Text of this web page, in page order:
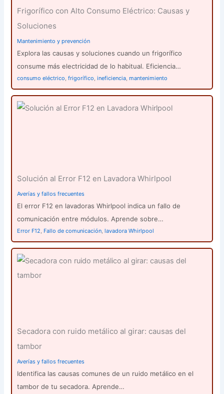
Frigorífico con Alto Consumo Eléctrico: Causas y
Soluciones
Mantenimiento y prevención
Explora las causas y soluciones cuando un frigorífico
consume más electricidad de lo habitual. Eficiencia…
consumo eléctrico,frigorífico,ineficiencia,mantenimiento
Solución al Error F12 en Lavadora Whirlpool
Averías y fallos frecuentes
El error F12 en lavadoras Whirlpool indica un fallo de
comunicación entre módulos. Aprende sobre…
Error F12, Fallo de comunicación,lavadora Whirlpool
Secadora con ruido metálico al girar: causas del
tambor
Averías y fallos frecuentes
Identifica las causas comunes de un ruido metálico en el
tambor de tu secadora. Aprende…